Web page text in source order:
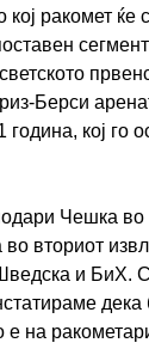
кој ракомет ќе
Берси
кој го
Чешка во
вториот
и БиХ.
е на